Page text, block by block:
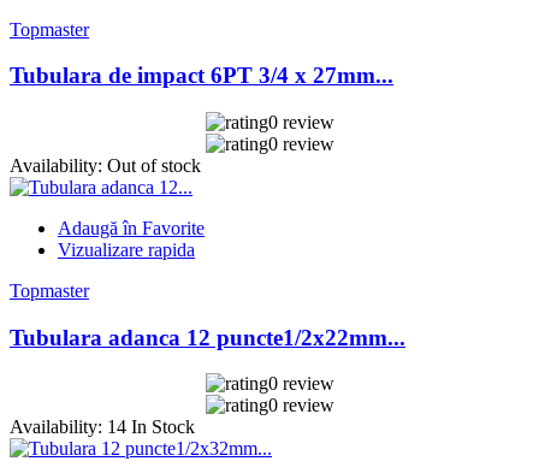
Topmaster
Tubulara de impact 6PT 3/4 x 27mm...
0 review
0 review
Availability: Out of stock
Adaugă în Favorite
Vizualizare rapida
Topmaster
Tubulara adanca 12 puncte1/2x22mm...
0 review
0 review
Availability: 14 In Stock